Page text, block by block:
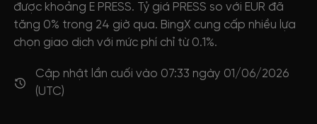
được khoảng E PRESS. Tỷ giá PRESS so với EUR đã
tăng 0% trong 24 giờ qua. BingX cung cấp nhiều lựa
chọn giao dịch với mức phí chỉ từ 0.1%.
Cập nhật lần cuối vào 07:33 ngày 01/06/2026
(UTC)